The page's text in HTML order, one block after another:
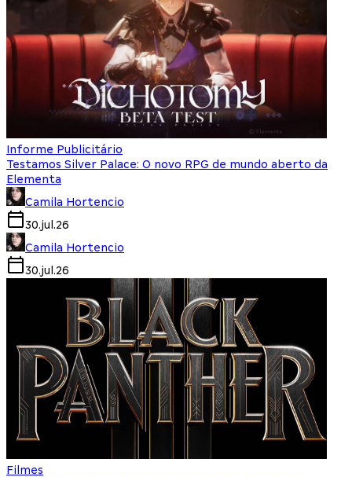
Informe Publicitário
Testamos Silver Palace: O novo RPG de mundo aberto da
Elementa
Camila Hortencio
30.jul.26
Camila Hortencio
30.jul.26
Filmes